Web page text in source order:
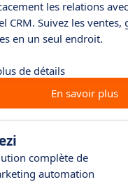
les relations
CRM. Suivez les ventes,
en un seul endroit.
de détails
En savoir plus
complète de
automation